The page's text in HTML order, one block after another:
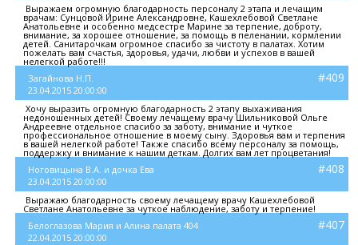
Выражаем огромную благодарность персоналу 2 этапа и лечащим
врачам: Сунцовой Ирине Александровне, Кашехлебовой Светлане
Анатольевне и особенно медсестре Марине за терпение, доброту,
внимание, за хорошее отношение, за помощь в пеленании, кормлении
детей. Санитарочкам огромное спасибо за чистоту в палатах. Хотим
пожелать вам счастья, здоровья, удачи, любви и успехов в вашей
нелегкой работе!!!
Загайнова Н.П.
23.04.2015 20:00:00
#409
Хочу выразить огромную благодарность 2 этапу выхаживания
недоношенных детей! Своему лечащему врачу Шильниковой Ольге
Андреевне отдельное спасибо за заботу, внимание и чуткое
профессиональное отношение в моему сыну. Здоровья вам и терпения
в вашей нелегкой работе! Также спасибо всему персоналу за помощь,
поддержку и внимание к нашим деткам. Долгих вам лет процветания!
Ноговицына В.А. и дочка Ева
23.04.2015 20:00:00
#408
Выражаю благодарность своему лечащему врачу Кашехлебовой
Светлане Анатольевне за чуткое наблюдение, заботу и терпение!
Белоглазова Мария и Алина палата 404
22.04.2015 20:00:00
#407